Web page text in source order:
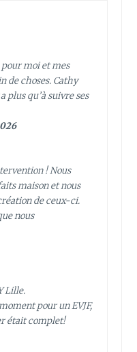
moi et mes
de choses. Cathy
plus qu’à suivre ses
! Nous
maison et nous
de ceux-ci.
nous
Lille.
pour un EVJF,
était complet!